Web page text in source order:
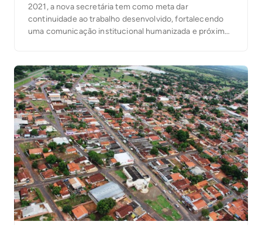
2021, a nova secretária tem como meta dar
continuidade ao trabalho desenvolvido, fortalecendo
uma comunicação institucional humanizada e próxima